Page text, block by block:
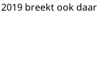
breekt ook